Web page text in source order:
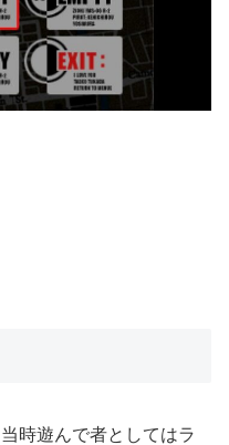
時遊んで者としてはラ